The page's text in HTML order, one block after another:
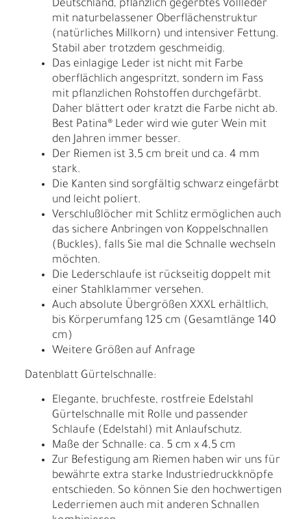
Deutschland, pflanzlich gegerbtes Vollleder
mit naturbelassener Oberflächenstruktur
(natürliches Millkorn) und intensiver Fettung.
Stabil aber trotzdem geschmeidig.
Das einlagige Leder ist nicht mit Farbe
oberflächlich angespritzt, sondern im Fass
mit pflanzlichen Rohstoffen durchgefärbt.
Daher blättert oder kratzt die Farbe nicht ab.
Best Patina® Leder wird wie guter Wein mit
den Jahren immer besser.
Der Riemen ist 3,5 cm breit und ca. 4 mm
stark.
Die Kanten sind sorgfältig schwarz eingefärbt
und leicht poliert.
Verschlußlöcher mit Schlitz ermöglichen auch
das sichere Anbringen von Koppelschnallen
(Buckles), falls Sie mal die Schnalle wechseln
möchten.
Die Lederschlaufe ist rückseitig doppelt mit
einer Stahlklammer versehen.
Auch absolute Übergrößen XXXL erhältlich,
bis Körperumfang 125 cm (Gesamtlänge 140
cm)
Weitere Größen auf Anfrage
Datenblatt Gürtelschnalle:
Elegante, bruchfeste, rostfreie Edelstahl
Gürtelschnalle mit Rolle und passender
Schlaufe (Edelstahl) mit Anlaufschutz.
Maße der Schnalle: ca. 5 cm x 4,5 cm
Zur Befestigung am Riemen haben wir uns für
bewährte extra starke Industriedruckknöpfe
entschieden. So können Sie den hochwertigen
Lederriemen auch mit anderen Schnallen